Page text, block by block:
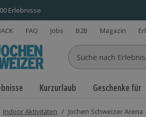
Erlebnisse
FAQ Jobs B2B Magazin
Suche nach
Kurzurlaub Geschenke für
Indoor Aktivitäten / Jochen Schweizer Arena